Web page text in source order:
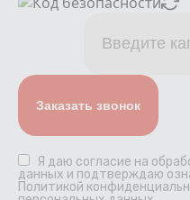
Я даю согласие на
данных и подтверждаю
Политикой